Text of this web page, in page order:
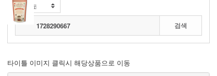
검색
타이틀 이미지 클릭시 해당상품으로 이동